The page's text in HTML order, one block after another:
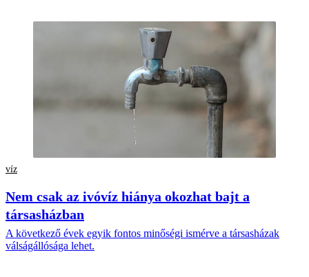
víz
Nem csak az ivóvíz hiánya okozhat bajt a
társasházban
A következő évek egyik fontos minőségi ismérve a társasházak
válságállósága lehet.